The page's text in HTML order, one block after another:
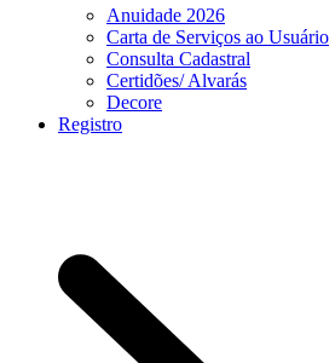
Anuidade 2026
Carta de Serviços ao Usuário
Consulta Cadastral
Certidões/ Alvarás
Decore
Registro